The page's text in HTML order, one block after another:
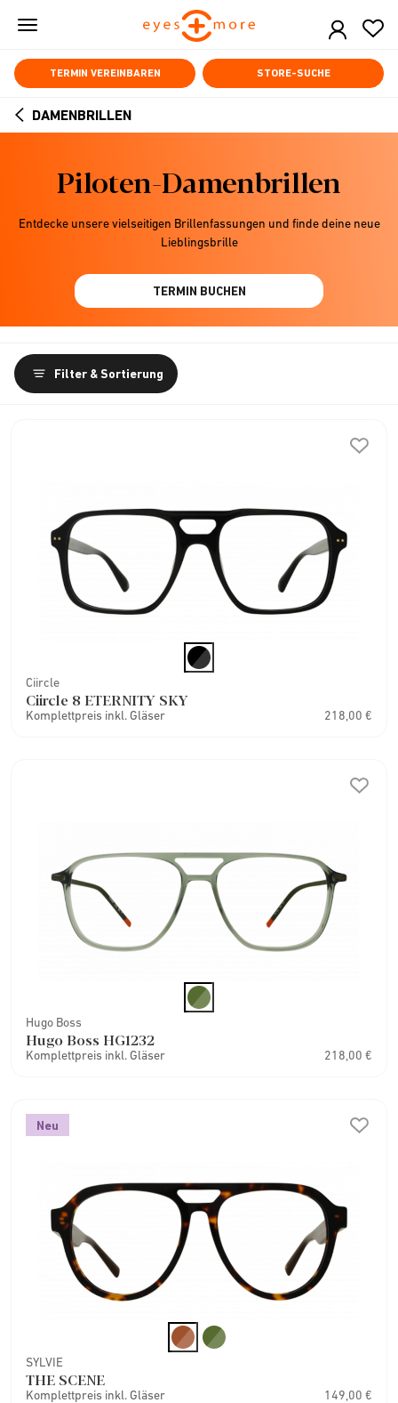
Skip
content
TERMIN VEREINBAREN STORE-SUCHE
ARROW
DAMENBRILLEN
Piloten-Damenbrillen
Entdecke unsere vielseitigen Brillenfassungen und finde deine neue
Lieblingsbrille
TERMIN BUCHEN
Filter & Sortierung
Ciircle
Ciircle 8 ETERNITY SKY
Komplettpreis inkl. Gläser 218,00 €
Hugo Boss
Hugo Boss HG1232
Komplettpreis inkl. Gläser 218,00 €
Neu
SYLVIE
THE SCENE
Komplettpreis inkl. Gläser 149,00 €